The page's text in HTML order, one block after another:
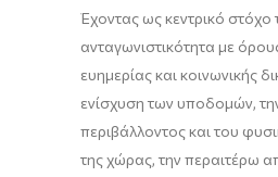
Έχοντας ως κεντρικό στόχο
ανταγωνιστικότητα με
ευημερίας και κοινωνικής
ενίσχυση των υποδομών,
περιβάλλοντος και του
της χώρας, την περαιτέρω